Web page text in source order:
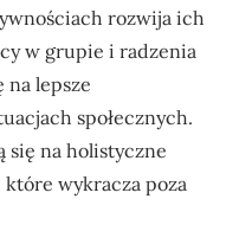
rozwija ich
w grupie i radzenia
na lepsze
społecznych.
się na holistyczne
wykracza poza